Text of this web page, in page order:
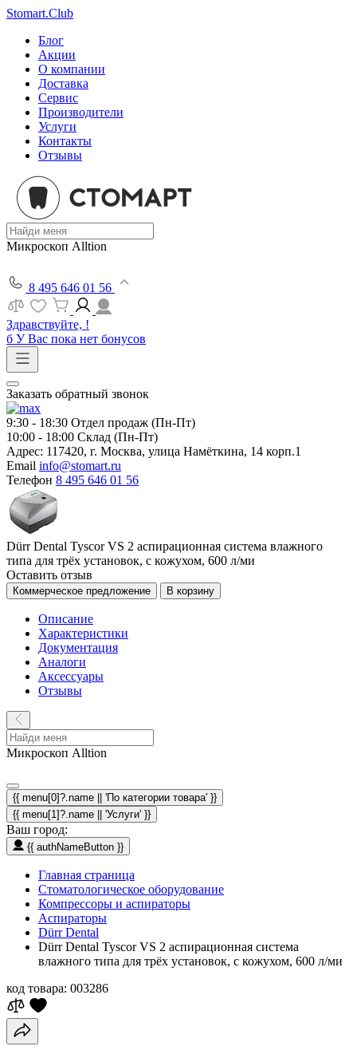
Stomart.Club
Блог
Акции
О компании
Доставка
Сервис
Производители
Услуги
Контакты
Отзывы
Микроскоп Alltion
8 495 646 01 56
Здравствуйте, !
б У Вас пока нет бонусов
Заказать обратный звонок
9:30 - 18:30 Отдел продаж (Пн-Пт)
10:00 - 18:00 Склад (Пн-Пт)
Адрес: 117420, г. Москва, улица Намёткина, 14 корп.1
Email info@stomart.ru
Телефон 8 495 646 01 56
Dürr Dental Tyscor VS 2 аспирационная система влажного
типа для трёх установок, с кожухом, 600 л/ми
Оставить отзыв
Коммерческое предложение В корзину
Описание
Характеристики
Документация
Аналоги
Аксессуары
Отзывы
Микроскоп Alltion
{{ menu[0]?.name || 'По категории товара' }}
{{ menu[1]?.name || 'Услуги' }}
Ваш город:
{{ authNameButton }}
Главная страница
Стоматологическое оборудование
Компрессоры и аспираторы
Аспираторы
Dürr Dental
Dürr Dental Tyscor VS 2 аспирационная система
влажного типа для трёх установок, с кожухом, 600 л/ми
код товара: 003286